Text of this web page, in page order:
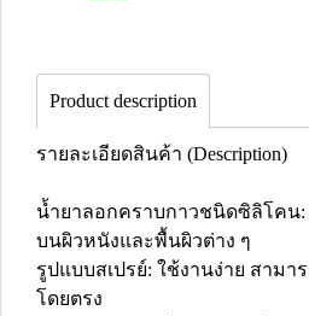
Product description
รายละเอียดสินค้า (Description)
น้ำยาลอกคราบกาวชนิดซิลิโคน
บนผิวหนังและพื้นผิวต่าง ๆ
รูปแบบสเปรย์: ใช้งานง่าย สาม
โดยตรง